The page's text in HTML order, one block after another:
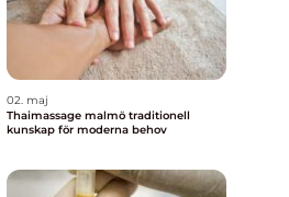
02. maj
Thaimassage malmö traditionell
kunskap för moderna behov